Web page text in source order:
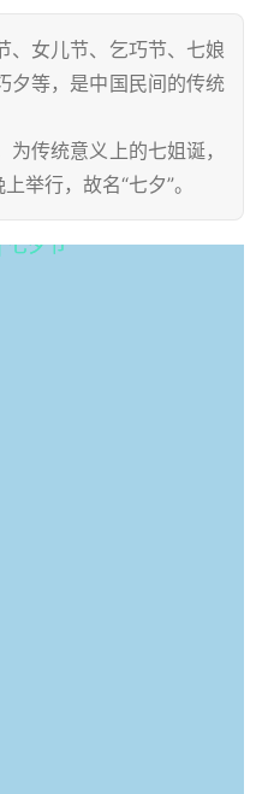
、女儿节、乞巧节、七娘
夕等，是中国民间的传统
传统意义上的七姐诞，
举行，故名“七夕”。